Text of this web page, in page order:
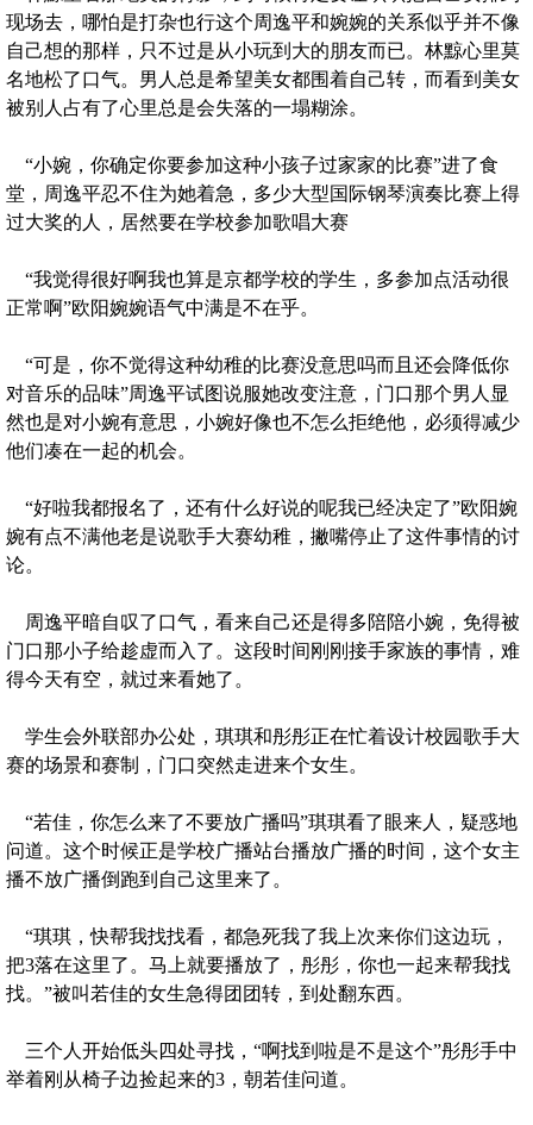
现场去，哪怕是打杂也行这个周逸平和婉婉的关系似乎并不像
自己想的那样，只不过是从小玩到大的朋友而已。林黥心里莫
名地松了口气。男人总是希望美女都围着自己转，而看到美女
被别人占有了心里总是会失落的一塌糊涂。
“小婉，你确定你要参加这种小孩子过家家的比赛”进了食
堂，周逸平忍不住为她着急，多少大型国际钢琴演奏比赛上得
过大奖的人，居然要在学校参加歌唱大赛
“我觉得很好啊我也算是京都学校的学生，多参加点活动很
正常啊”欧阳婉婉语气中满是不在乎。
“可是，你不觉得这种幼稚的比赛没意思吗而且还会降低你
对音乐的品味”周逸平试图说服她改变注意，门口那个男人显
然也是对小婉有意思，小婉好像也不怎么拒绝他，必须得减少
他们凑在一起的机会。
“好啦我都报名了，还有什么好说的呢我已经决定了”欧阳婉
婉有点不满他老是说歌手大赛幼稚，撇嘴停止了这件事情的讨
论。
周逸平暗自叹了口气，看来自己还是得多陪陪小婉，免得被
门口那小子给趁虚而入了。这段时间刚刚接手家族的事情，难
得今天有空，就过来看她了。
学生会外联部办公处，琪琪和彤彤正在忙着设计校园歌手大
赛的场景和赛制，门口突然走进来个女生。
“若佳，你怎么来了不要放广播吗”琪琪看了眼来人，疑惑地
问道。这个时候正是学校广播站台播放广播的时间，这个女主
播不放广播倒跑到自己这里来了。
“琪琪，快帮我找找看，都急死我了我上次来你们这边玩，
把3落在这里了。马上就要播放了，彤彤，你也一起来帮我找
找。”被叫若佳的女生急得团团转，到处翻东西。
三个人开始低头四处寻找，“啊找到啦是不是这个”彤彤手中
举着刚从椅子边捡起来的3，朝若佳问道。